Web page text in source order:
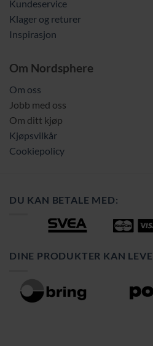
Kundeservice
Klager og returer
Inspirasjon
Om Nordsphere
Om oss
Jobb med oss
Om ditt kjøp
Kjøpsvilkår
Cookiepolicy
DU KAN BETALE MED:
DINE PRODUKTER KAN